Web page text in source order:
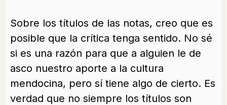
Sobre los títulos de las notas, creo que es
posible que la crítica tenga sentido. No sé
si es una razón para que a alguien le de
asco nuestro aporte a la cultura
mendocina, pero sí tiene algo de cierto. Es
verdad que no siempre los títulos son